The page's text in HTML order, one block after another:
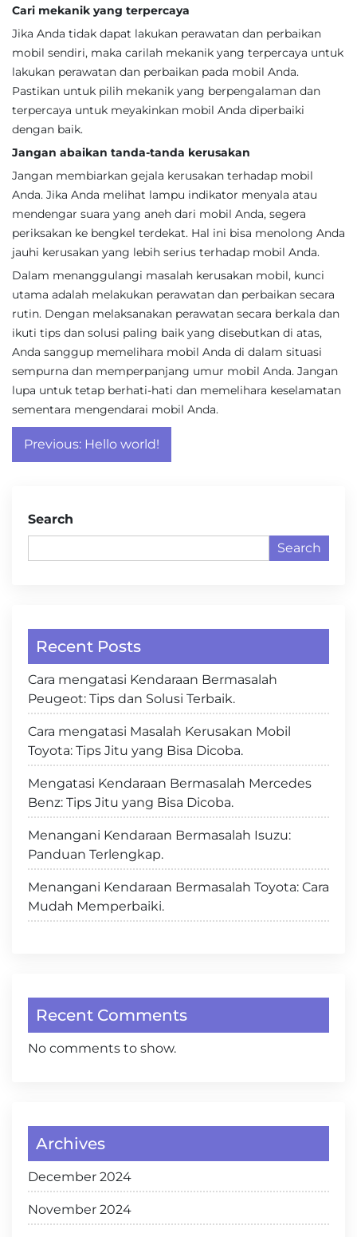
Cari mekanik yang terpercaya
Jika Anda tidak dapat lakukan perawatan dan perbaikan
mobil sendiri, maka carilah mekanik yang terpercaya untuk
lakukan perawatan dan perbaikan pada mobil Anda.
Pastikan untuk pilih mekanik yang berpengalaman dan
terpercaya untuk meyakinkan mobil Anda diperbaiki
dengan baik.
Jangan abaikan tanda-tanda kerusakan
Jangan membiarkan gejala kerusakan terhadap mobil
Anda. Jika Anda melihat lampu indikator menyala atau
mendengar suara yang aneh dari mobil Anda, segera
periksakan ke bengkel terdekat. Hal ini bisa menolong Anda
jauhi kerusakan yang lebih serius terhadap mobil Anda.
Dalam menanggulangi masalah kerusakan mobil, kunci
utama adalah melakukan perawatan dan perbaikan secara
rutin. Dengan melaksanakan perawatan secara berkala dan
ikuti tips dan solusi paling baik yang disebutkan di atas,
Anda sanggup memelihara mobil Anda di dalam situasi
sempurna dan memperpanjang umur mobil Anda. Jangan
lupa untuk tetap berhati-hati dan memelihara keselamatan
sementara mengendarai mobil Anda.
Post
navigation
Previous: Hello world!
Search
Search
Recent Posts
Cara mengatasi Kendaraan Bermasalah
Peugeot: Tips dan Solusi Terbaik.
Cara mengatasi Masalah Kerusakan Mobil
Toyota: Tips Jitu yang Bisa Dicoba.
Mengatasi Kendaraan Bermasalah Mercedes
Benz: Tips Jitu yang Bisa Dicoba.
Menangani Kendaraan Bermasalah Isuzu:
Panduan Terlengkap.
Menangani Kendaraan Bermasalah Toyota: Cara
Mudah Memperbaiki.
Recent Comments
No comments to show.
Archives
December 2024
November 2024